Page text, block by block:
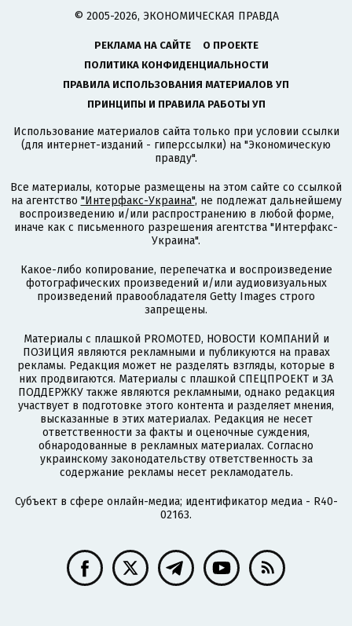
© 2005-2026, ЭКОНОМИЧЕСКАЯ ПРАВДА
РЕКЛАМА НА САЙТЕ
О ПРОЕКТЕ
ПОЛИТИКА КОНФИДЕНЦИАЛЬНОСТИ
ПРАВИЛА ИСПОЛЬЗОВАНИЯ МАТЕРИАЛОВ УП
ПРИНЦИПЫ И ПРАВИЛА РАБОТЫ УП
Использование материалов сайта только при условии ссылки
(для интернет-изданий - гиперссылки) на "Экономическую
правду".
Все материалы, которые размещены на этом сайте со ссылкой
на агентство "Интерфакс-Украина", не подлежат дальнейшему
воспроизведению и/или распространению в любой форме,
иначе как с письменного разрешения агентства "Интерфакс-
Украина".
Какое-либо копирование, перепечатка и воспроизведение
фотографических произведений и/или аудиовизуальных
произведений правообладателя Getty Images строго
запрещены.
Материалы с плашкой PROMOTED, НОВОСТИ КОМПАНИЙ и
ПОЗИЦИЯ являются рекламными и публикуются на правах
рекламы. Редакция может не разделять взгляды, которые в
них продвигаются. Материалы с плашкой СПЕЦПРОЕКТ и ЗА
ПОДДЕРЖКУ также являются рекламными, однако редакция
участвует в подготовке этого контента и разделяет мнения,
высказанные в этих материалах. Редакция не несет
ответственности за факты и оценочные суждения,
обнародованные в рекламных материалах. Согласно
украинскому законодательству ответственность за
содержание рекламы несет рекламодатель.
Субъект в сфере онлайн-медиа; идентификатор медиа - R40-
02163.